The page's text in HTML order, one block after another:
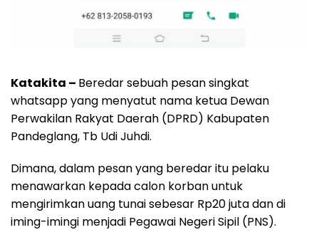
Katakita – Beredar sebuah pesan singkat
whatsapp yang menyatut nama ketua Dewan
Perwakilan Rakyat Daerah (DPRD) Kabupaten
Pandeglang, Tb Udi Juhdi.
Dimana, dalam pesan yang beredar itu pelaku
menawarkan kepada calon korban untuk
mengirimkan uang tunai sebesar Rp20 juta dan di
iming-imingi menjadi Pegawai Negeri Sipil (PNS).